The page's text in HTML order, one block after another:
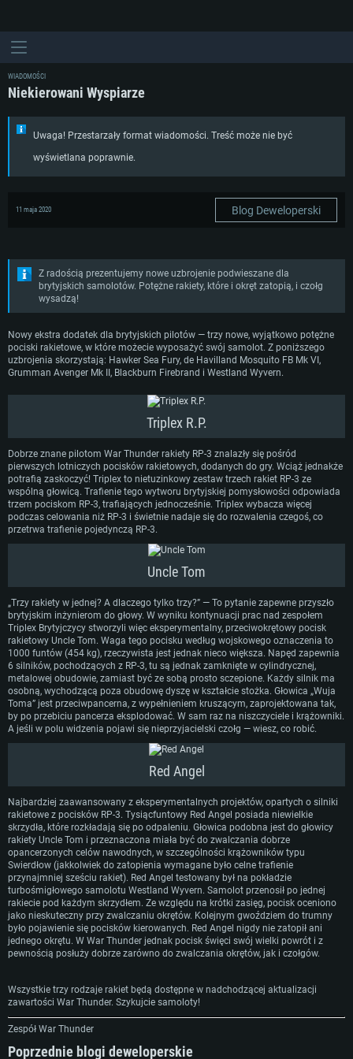
WIADOMOŚCI
Niekierowani Wyspiarze
Uwaga! Przestarzały format wiadomości. Treść może nie być
wyświetlana poprawnie.
11 maja 2020 Blog Deweloperski
Z radością prezentujemy nowe uzbrojenie podwieszane dla
brytyjskich samolotów. Potężne rakiety, które i okręt zatopią, i czołg
wysadzą!
Nowy ekstra dodatek dla brytyjskich pilotów — trzy nowe, wyjątkowo potężne
pociski rakietowe, w które możecie wyposażyć swój samolot. Z poniższego
uzbrojenia skorzystają: Hawker Sea Fury, de Havilland Mosquito FB Mk VI,
Grumman Avenger Mk II, Blackburn Firebrand i Westland Wyvern.
Triplex R.P.
Dobrze znane pilotom War Thunder rakiety RP-3 znalazły się pośród
pierwszych lotniczych pocisków rakietowych, dodanych do gry. Wciąż jednakże
potrafią zaskoczyć! Triplex to nietuzinkowy zestaw trzech rakiet RP-3 ze
wspólną głowicą. Trafienie tego wytworu brytyjskiej pomysłowości odpowiada
trzem pociskom RP-3, trafiających jednocześnie. Triplex wybacza więcej
podczas celowania niż RP-3 i świetnie nadaje się do rozwalenia czegoś, co
przetrwa trafienie pojedynczą RP-3.
Uncle Tom
„Trzy rakiety w jednej? A dlaczego tylko trzy?” — To pytanie zapewne przyszło
brytyjskim inżynierom do głowy. W wyniku kontynuacji prac nad zespołem
Triplex Brytyjczycy stworzyli więc eksperymentalny, przeciwokrętowy pocisk
rakietowy Uncle Tom. Waga tego pocisku według wojskowego oznaczenia to
1000 funtów (454 kg), rzeczywista jest jednak nieco większa. Napęd zapewnia
6 silników, pochodzących z RP-3, tu są jednak zamknięte w cylindrycznej,
metalowej obudowie, zamiast być ze sobą prosto sczepione. Każdy silnik ma
osobną, wychodzącą poza obudowę dyszę w kształcie stożka. Głowica „Wuja
Toma” jest przeciwpancerna, z wypełnieniem kruszącym, zaprojektowana tak,
by po przebiciu pancerza eksplodować. W sam raz na niszczyciele i krążowniki.
A jeśli w polu widzenia pojawi się nieprzyjacielski czołg — wiesz, co robić.
Red Angel
Najbardziej zaawansowany z eksperymentalnych projektów, opartych o silniki
rakietowe z pocisków RP-3. Tysiącfuntowy Red Angel posiada niewielkie
skrzydła, które rozkładają się po odpaleniu. Głowica podobna jest do głowicy
rakiety Uncle Tom i przeznaczona miała być do zwalczania dobrze
opancerzonych celów nawodnych, w szczególności krążowników typu
Swierdłow (jakkolwiek do zatopienia wymagane było celne trafienie
przynajmniej sześciu rakiet). Red Angel testowany był na pokładzie
turbośmigłowego samolotu Westland Wyvern. Samolot przenosił po jednej
rakiecie pod każdym skrzydłem. Ze względu na krótki zasięg, pocisk oceniono
jako nieskuteczny przy zwalczaniu okrętów. Kolejnym gwoździem do trumny
było pojawienie się pocisków kierowanych. Red Angel nigdy nie zatopił ani
jednego okrętu. W War Thunder jednak pocisk święci swój wielki powrót i z
pewnością posłuży dobrze zarówno do zwalczania okrętów, jak i czołgów.
Wszystkie trzy rodzaje rakiet będą dostępne w nadchodzącej aktualizacji
zawartości War Thunder. Szykujcie samoloty!
Zespół War Thunder
Poprzednie blogi deweloperskie